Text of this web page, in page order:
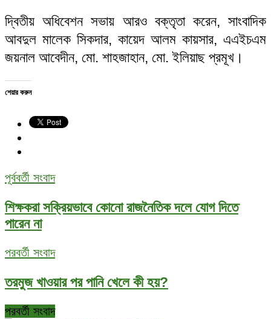
দ্বিতীয় অধিবেশন সভায় আরও বক্তৃতা করেন, সাংবাদিক
আবদুল মালেক সিকদার, কায়েদ আলম কায়সার, এএইচএম
জয়নাল আবেদীন, মো. শাহজাহান, মো. ইলিয়াছ প্রমূখ।
শেয়ার করুন
পূর্ববর্তী সংবাদ
শিক্ষকরা সক্রিয়ভাবে কোনো রাজনৈতিক দলে যোগ দিতে
পারেন না
পরবর্তী সংবাদ
তরমুজ খাওয়ার পর পানি খেলে কী হয়?
পরবর্তী সংবাদ